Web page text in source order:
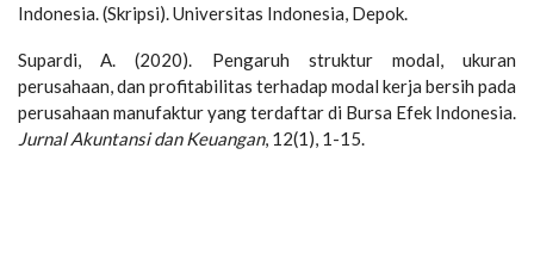
Indonesia. (Skripsi). Universitas Indonesia, Depok.
Supardi, A. (2020). Pengaruh struktur modal, ukuran
perusahaan, dan profitabilitas terhadap modal kerja bersih pada
perusahaan manufaktur yang terdaftar di Bursa Efek Indonesia.
Jurnal Akuntansi dan Keuangan, 12(1), 1-15.